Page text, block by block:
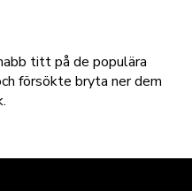
titt på de populära
försökte bryta ner dem